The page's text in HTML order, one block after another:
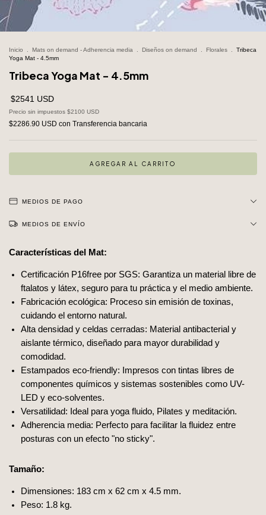
Inicio . Mats on demand - Adherencia media . Diseños on demand . Florales .
Tribeca
Yoga Mat - 4.5mm
Tribeca Yoga Mat - 4.5mm
$2541 USD
Precio sin impuestos $2100 USD
$2286.90 USD con Transferencia bancaria
MEDIOS DE PAGO
MEDIOS DE ENVÍO
Características del Mat:
Certificación P16free por SGS: Garantiza un material libre de
ftalatos y látex, seguro para tu práctica y el medio ambiente.
Fabricación ecológica: Proceso sin emisión de toxinas,
cuidando el entorno natural.
Alta densidad y celdas cerradas: Material antibacterial y
aislante térmico, diseñado para mayor durabilidad y
comodidad.
Estampados eco-friendly: Impresos con tintas libres de
componentes químicos y sistemas sostenibles como UV-
LED y eco-solventes.
Versatilidad: Ideal para yoga fluido, Pilates y meditación.
Adherencia media: Perfecto para facilitar la fluidez entre
posturas con un efecto "no sticky".
Tamaño:
Dimensiones: 183 cm x 62 cm x 4.5 mm.
Peso: 1.8 kg.